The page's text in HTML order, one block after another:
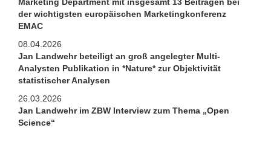
der wichtigsten europäischen Marketingkonferenz
EMAC
08.04.2026
Jan Landwehr beteiligt an groß angelegter Multi-
Analysten Publikation in *Nature* zur Objektivität
statistischer Analysen
26.03.2026
Jan Landwehr im ZBW Interview zum Thema „Open
Science“